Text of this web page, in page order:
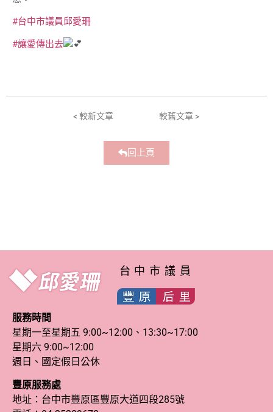
#台中市議員邱愛珊
#讓愛傳出去
< 較新文章 較舊文章 >
回上頁
台中市議員
服務時間
星期一至星期五 9:00~12:00、13:30~17:00
星期六 9:00~12:00
週日、國定假日公休
豐原服務處
地址：台中市豐原區豐原大道四段285號